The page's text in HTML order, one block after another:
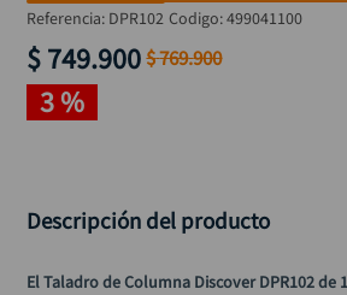
Referencia: DPR102 Codigo:499041100
$749.900 $769.900
3 %
Descripción del producto
El Taladro de Columna Discover DPR102 de
broca
sierra circular
hidrolavadora
taladro inalámbrico
llave impacto